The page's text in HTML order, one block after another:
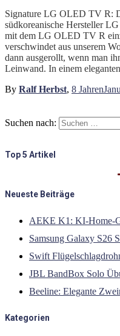
Signature LG OLED TV R:
südkoreanische Hersteller
mit dem LG OLED TV R
verschwindet aus unserem
dann ausgerollt, wenn man
Leinwand. In einem eleganten
By Ralf Herbst, 8 Jahren
Suchen nach:
Top 5 Artikel
Neueste Beiträge
AEKE K1: KI-Home-
Samsung Galaxy S26
Swift
JBL BandBox Solo
Beeline: Elegante
Kategorien